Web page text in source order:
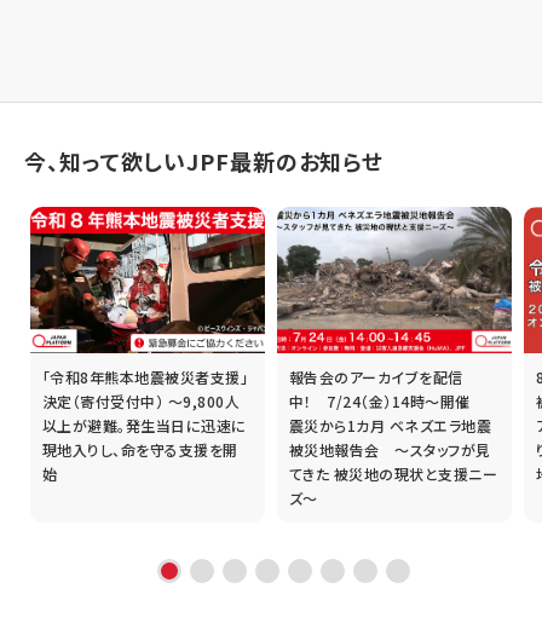
今、知って欲しいJPF最新のお知らせ
「令和8年熊本地震被災者支援」
決定（寄付受付中） ～9,800人
以上が避難。発生当日に迅速に
現地入りし、命を守る支援を開
始
報告会のアーカイブを配信
中！ 7/24（金）14時～開催
震災から1カ月 ベネズエラ地震
被災地報告会 ～スタッフが見
てきた 被災地の現状と支援ニー
ズ～